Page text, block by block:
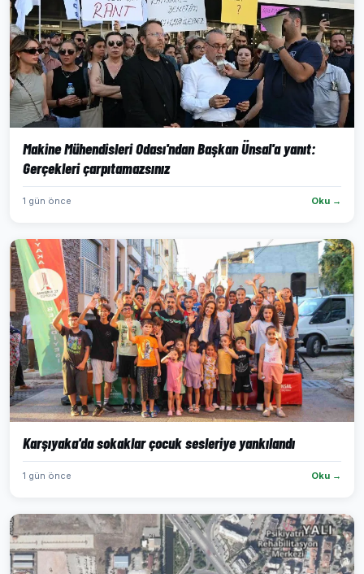
Makine Mühendisleri Odası'ndan Başkan Ünsal'a yanıt:
Gerçekleri çarpıtamazsınız
1 gün önce Oku →
Karşıyaka'da sokaklar çocuk sesleriye yankılandı
1 gün önce Oku →